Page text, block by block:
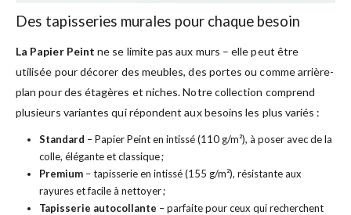
Des tapisseries murales pour chaque besoin
La Papier Peint ne se limite pas aux murs – elle peut être
utilisée pour décorer des meubles, des portes ou comme arrière-
plan pour des étagères et niches. Notre collection comprend
plusieurs variantes qui répondent aux besoins les plus variés :
Standard – Papier Peint en intissé (110 g/m²), à poser avec de la
colle, élégante et classique ;
Premium– tapisserie en intissé (155 g/m²), résistante aux
rayures et facile à nettoyer ;
Tapisserie autocollante – parfaite pour ceux qui recherchent